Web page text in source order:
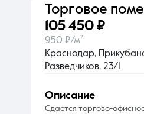
О компании
Торговое
105 450 ₽
950 ₽/м²
Краснодар,
Разведчиков, 23/1
описание
Сдается торгово-